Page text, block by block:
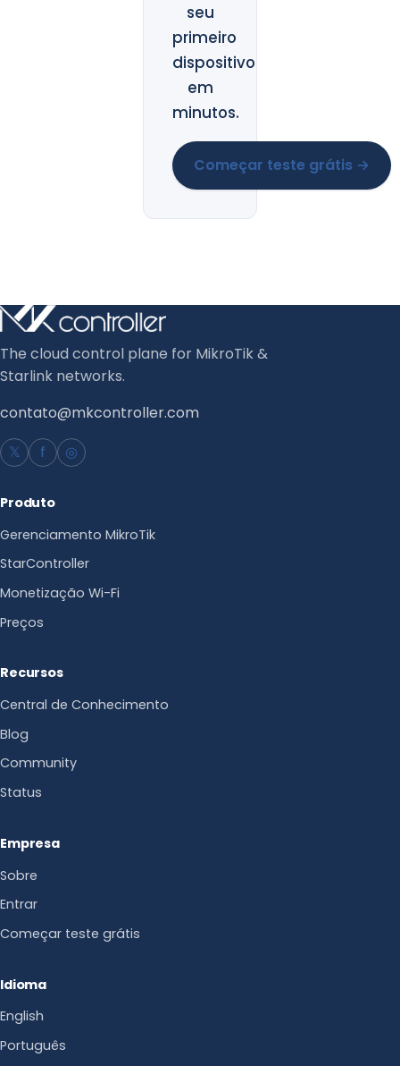
seu
primeiro
dispositivo
em
minutos.
Começar teste grátis →
The cloud control plane for MikroTik &
Starlink networks.
contato@mkcontroller.com
𝕏
f ◎
Produto
Gerenciamento MikroTik
StarController
Monetização Wi-Fi
Preços
Recursos
Central de Conhecimento
Blog
Community
Status
Empresa
Sobre
Entrar
Começar teste grátis
Idioma
English
Português